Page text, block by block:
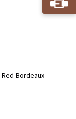
Red-Bordeaux